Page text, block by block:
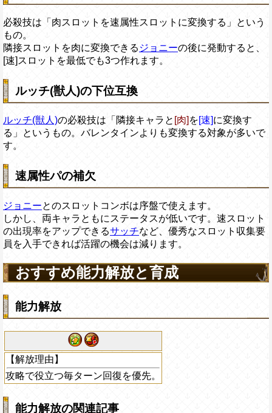
必殺技は「肉スロットを速属性スロットに変換する」という
もの。
隣接スロットを肉に変換できる ジョニーの後に発動すると、
[速]スロットを最低でも3つ作れます。
ルッチ(獣人)の下位互換
ルッチ(獣人)の必殺技は「隣接キャラと [肉] を[速]に変換す
る」というもの。バレンタインよりも変換する対象が多いで
す。
速属性パの補欠
ジョニーとのスロットコンボは序盤で使えます。
しかし、両キャラともにステータスが低いです。速スロット
の出現率をアップできるサッチなど、優秀なスロット収集要
員を入手できれば活躍の機会は減ります。
おすすめ能力解放と育成
能力解放
【解放理由】
攻略で役立つ毎ターン回復を優先。
能力解放の関連記事